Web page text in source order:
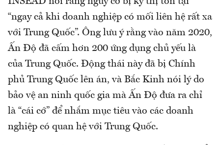
“ngay cả khi doanh nghiệp có mối liên hệ rất xa
với Trung Quốc”. Ông lưu ý rằng vào năm 2020,
Ấn Độ đã cấm hơn 200 ứng dụng chủ yếu là
của Trung Quốc. Động thái này đã bị Chính
phủ Trung Quốc lên án, và Bắc Kinh nói lý do
bảo vệ an ninh quốc gia mà Ấn Độ đưa ra chỉ
là “cái cớ” để nhắm mục tiêu vào các doanh
nghiệp có quan hệ với Trung Quốc.